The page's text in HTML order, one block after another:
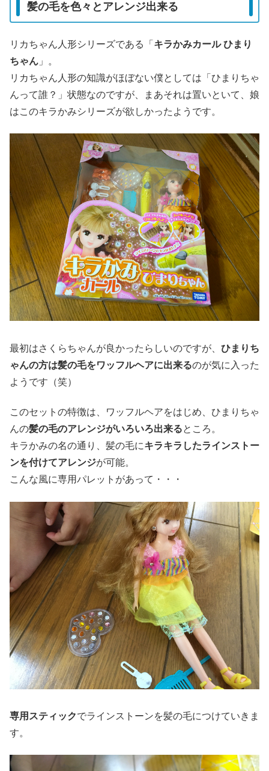
髪の毛を色々とアレンジ出来る
リカちゃん人形シリーズである「 キラかみカール ひまり
ちゃん 」。
リカちゃん人形の知識がほぼない僕としては「ひまりちゃ
んって誰？」状態なのですが、まあそれは置いといて、娘
はこのキラかみシリーズが欲しかったようです。
最初はさくらちゃんが良かったらしいのですが、 ひまりち
ゃんの方は髪の毛をワッフルヘアに出来るのが気に入った
ようです（笑）
このセットの特徴は、ワッフルヘアをはじめ、ひまりちゃ
んの髪の毛のアレンジがいろいろ出来るところ。
キラかみの名の通り、髪の毛にキラキラしたラインストー
ンを付けてアレンジが可能。
こんな風に専用パレットがあって・・・
専用スティックでラインストーンを髪の毛につけていきま
す。